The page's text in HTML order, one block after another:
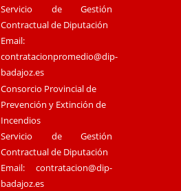
Servicio de Gestión
Contractual de Diputación
Email:
contratacionpromedio@dip-
badajoz.es
Consorcio Provincial de
Prevención y Extinción de
Incendios
Servicio de Gestión
Contractual de Diputación
Email:contratacion@dip-
badajoz.es